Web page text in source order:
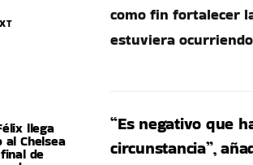
llega
al Chelsea
de
como fin fortalecer
estuviera
“Es negativo que
circunstancia”,